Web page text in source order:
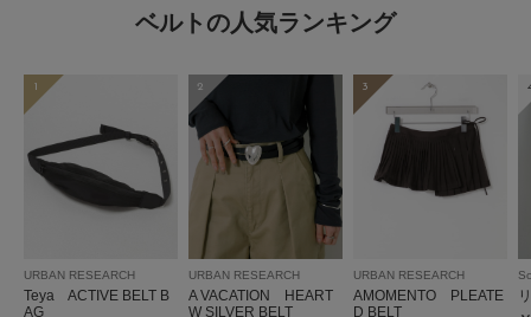
ベルトの人気ランキング
1
URBAN RESEARCH
Teya ACTIVE BELT B
AG
2
URBAN RESEARCH
A VACATION HEART
W SILVER BELT
3
URBAN RESEARCH
AMOMENTO PLEATE
D BELT